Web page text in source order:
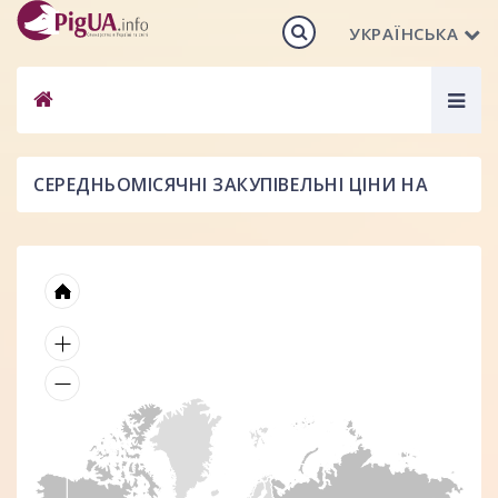
УКРАЇНСЬКА
CЕРЕДНЬОМІСЯЧНІ ЗАКУПІВЕЛЬНІ ЦІНИ НА
СВИНЕЙ ЗАБІЙНИХ КОНДИЦІЙ В ОКРЕМИХ
КРАЇНАХ СВІТУ